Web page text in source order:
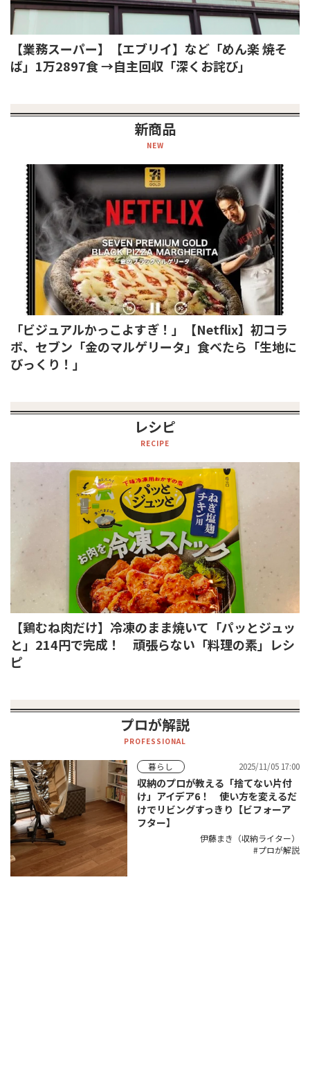
【業務スーパー】【エブリイ】など「めん楽 焼そ
ば」1万2897食 →自主回収「深くお詫び」
新商品
NEW
「ビジュアルかっこよすぎ！」【Netflix】初コラ
ボ、セブン「金のマルゲリータ」食べたら「生地に
びっくり！」
レシピ
RECIPE
【鶏むね肉だけ】冷凍のまま焼いて「パッとジュッ
と」214円で完成！ 頑張らない「料理の素」レシ
ピ
プロが解説
PROFESSIONAL
暮らし 2025/11/05 17:00
収納のプロが教える「捨てない片付
け」アイデア6！ 使い方を変えるだ
けでリビングすっきり【ビフォーア
フター】
伊藤まき（収納ライター）
プロが解説